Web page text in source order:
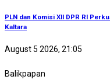
PLN dan Komisi XII DPR RI
Kaltara
August 5 2026, 21:05
Balikpapan